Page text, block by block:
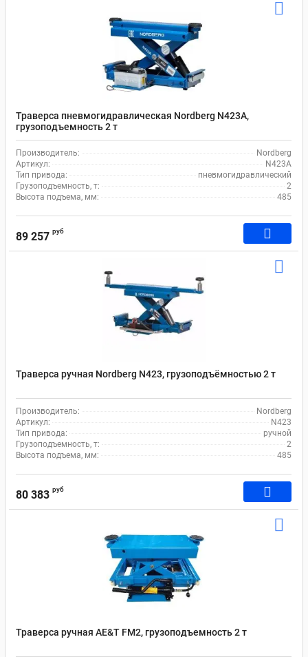
Траверса пневмогидравлическая Nordberg N423A,
грузоподъемность 2 т
Производитель:
Nordberg
Артикул:
N423A
Тип привода:
пневмогидравлический
Грузоподъемность, т:
2
Высота подъема, мм:
485
89 257 руб
Траверса ручная Nordberg N423, грузоподъёмностью 2 т
Производитель:
Nordberg
Артикул:
N423
Тип привода:
ручной
Грузоподъемность, т:
2
Высота подъема, мм:
485
80 383 руб
Траверса ручная AE&T FM2, грузоподъемность 2 т